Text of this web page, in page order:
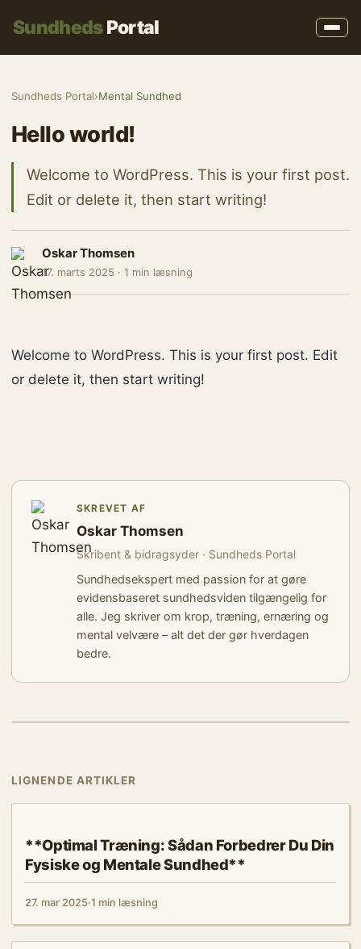
SundhedsPortal
Sundheds Portal›Mental Sundhed
Hello world!
Welcome to WordPress. This is your first post.
Edit or delete it, then start writing!
Oskar Thomsen
17. marts 2025 · 1 min læsning
Welcome to WordPress. This is your first post. Edit
or delete it, then start writing!
SKREVET AF
Oskar Thomsen
Skribent & bidragsyder · Sundheds Portal
Sundhedsekspert med passion for at gøre
evidensbaseret sundhedsviden tilgængelig for
alle. Jeg skriver om krop, træning, ernæring og
mental velvære – alt det der gør hverdagen
bedre.
LIGNENDE ARTIKLER
**Optimal Træning: Sådan Forbedrer Du Din
Fysiske og Mentale Sundhed**
27. mar 2025·1 min læsning